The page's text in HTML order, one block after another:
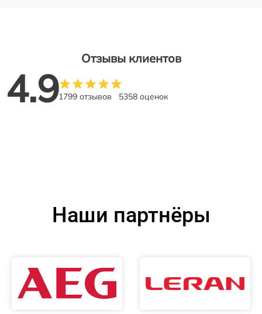
Отзывы клиентов
4.91799 отзывов 5358 оценок
Наши партнёры